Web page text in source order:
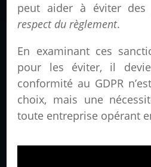
peut aider à éviter
respect du règlement.
En examinant ces
pour les éviter, il
conformité au GDPR
choix, mais une
toute entreprise opérant